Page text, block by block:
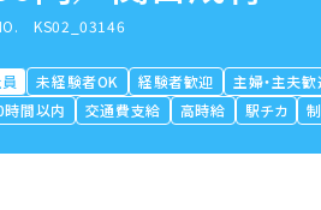
KS02_03146
未経験者OK 経験者歓迎 主婦・主夫歓
間以内
交通費支給 高時給 駅チカ